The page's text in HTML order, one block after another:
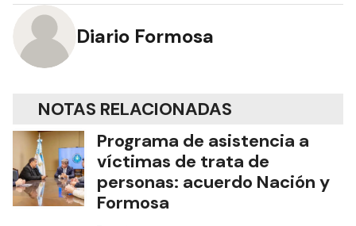
Diario Formosa
NOTAS RELACIONADAS
Programa de asistencia a
víctimas de trata de
personas: acuerdo Nación y
Formosa